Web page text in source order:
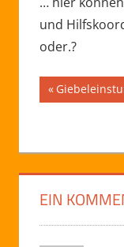
und
oder.?
FUNDAMENT
Vorheriger
Beitrag:
EIN